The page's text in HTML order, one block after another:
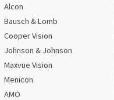
Alcon
Bausch & Lomb
Cooper Vision
Johnson & Johnson
Maxvue Vision
Menicon
AMO